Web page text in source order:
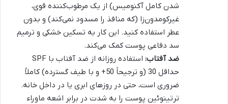
شدن کامل آکنومیس) از یک مرطوب‌کننده قوی،
غیرکومدون‌زا (که منافذ را مسدود نمی‌کند) و بدون
عطر استفاده کنید. این کار به تسکین خشکی و ترمیم
سد دفاعی پوست کمک می‌کند.
ضد آفتاب:
استفاده روزانه از ضد آفتاب با SPF
حداقل 30 (و ترجیحاً 50+ و با طیف گسترده) کاملاً
ضروری است، حتی در روزهای ابری یا در داخل خانه.
ترتینوئین پوست را به شدت در برابر اشعه ماوراء